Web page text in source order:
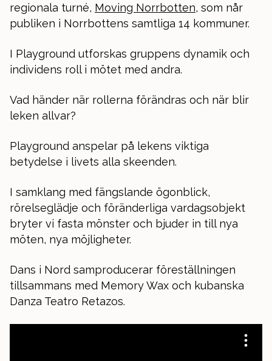
regionala turné, Moving Norrbotten, som når
publiken i Norrbottens samtliga 14 kommuner.
I Playground utforskas gruppens dynamik och
individens roll i mötet med andra.
Vad händer när rollerna förändras och när blir
leken allvar?
Playground anspelar på lekens viktiga
betydelse i livets alla skeenden.
I samklang med fängslande ögonblick,
rörelseglädje och föränderliga vardagsobjekt
bryter vi fasta mönster och bjuder in till nya
möten, nya möjligheter.
Dans i Nord samproducerar föreställningen
tillsammans med Memory Wax och kubanska
Danza Teatro Retazos.